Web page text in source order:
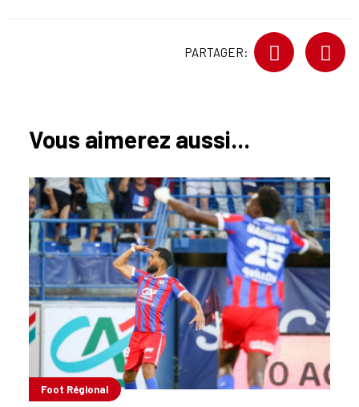
PARTAGER:
Vous aimerez aussi...
Foot Régional